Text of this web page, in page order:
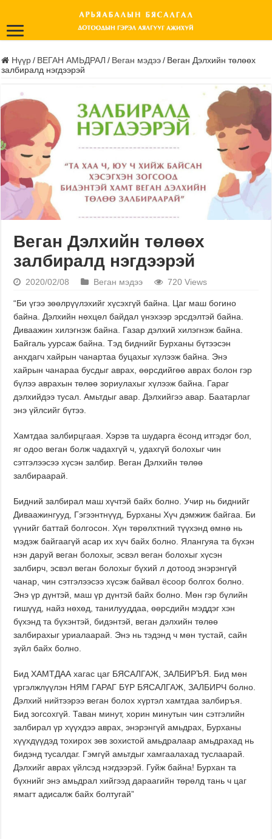
Нүүр / ВЕГАН АМЬДРАЛ / Веган мэдээ / Веган Дэлхийн төлөөх
залбиралд нэгдээрэй
Веган Дэлхийн төлөөх
залбиралд нэгдээрэй
2020/02/08 Веган мэдээ 720 Views
“Би үгээ зөөлрүүлэхийг хүсэхгүй байна. Цаг маш богино
байна. Дэлхийн нөхцөл байдал үнэхээр эрсдэлтэй байна.
Диваажин хилэгнэж байна. Газар дэлхий хилэгнэж байна.
Байгаль уурсаж байна. Тэд биднийг Бурханы бүтээсэн
анхдагч хайрын чанартаа буцахыг хүлээж байна. Энэ
хайрын чанараа бусдыг аврах, өөрсдийгөө аврах болон гэр
бүлээ аврахын төлөө зориулахыг хүлээж байна. Гараг
дэлхийдээ тусал. Амьтдыг авар. Дэлхийгээ авар. Баатарлаг
энэ үйлсийг бүтээ.
Хамтдаа залбирцгаая. Хэрэв та шударга ёсонд итгэдэг бол,
яг одоо веган болж чадахгүй ч, удахгүй болохыг чин
сэтгэлээсээ хүсэн залбир. Веган Дэлхийн төлөө
залбираарай.
Бидний залбирал маш хүчтэй байх болно. Учир нь биднийг
Диваажингууд, Гэгээнтнүүд, Бурханы Хүч дэмжиж байгаа. Би
үүнийг баттай болгосон. Хүн төрөлхтний түүхэнд өмнө нь
мэдэж байгаагүй асар их хүч байх болно. Ялангуяа та бүхэн
нэн даруй веган болохыг, эсвэл веган болохыг хүсэн
залбирч, эсвэл веган болохыг бүхий л дотоод энэрэнгүй
чанар, чин сэтгэлээсээ хүсэж байвал ёсоор болгох болно.
Энэ үр дүнтэй, маш үр дүнтэй байх болно. Мөн гэр бүлийн
гишүүд, найз нөхөд, танилууддаа, өөрсдийн мэддэг хэн
бүхэнд та бүхэнтэй, бидэнтэй, веган дэлхийн төлөө
залбирахыг уриалаарай. Энэ нь тэдэнд ч мөн тустай, сайн
зүйл байх болно.
Бид ХАМТДАА хагас цаг БЯСАЛГАЖ, ЗАЛБИРЪЯ. Бид мөн
үргэлжлүүлэн НЯМ ГАРАГ БҮР БЯСАЛГАЖ, ЗАЛБИРЧ болно.
Дэлхий нийтээрээ веган болох хүртэл хамтдаа залбиръя.
Бид зогсохгүй. Таван минут, хорин минутын чин сэтгэлийн
залбирал үр хүүхдээ аврах, энэрэнгүй амьдрах, Бурханы
хүүхдүүдэд тохирох зөв зохистой амьдралаар амьдрахад нь
бидэнд тусалдаг. Гэмгүй амьтдыг хамгаалахад туслаарай.
Дэлхийг аврах үйлсэд нэгдээрэй. Гуйж байна! Бурхан та
бүхнийг энэ амьдрал хийгээд дараагийн төрөлд тань ч цаг
ямагт адисалж байх болтугай”